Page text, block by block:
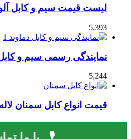
لیست قیمت سیم و کابل
5,393
نمایندگی رسمی سیم و
5,244
قیمت انواع کابل سمنان
4,727